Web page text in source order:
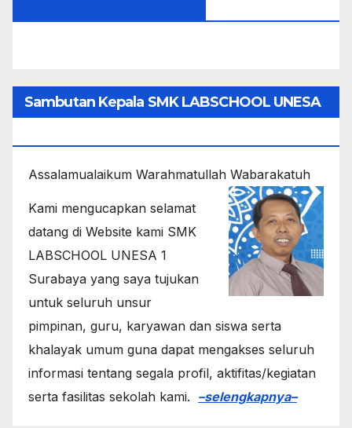
Sambutan Kepala SMK LABSCHOOL UNESA
Assalamualaikum Warahmatullah Wabarakatuh
Kami mengucapkan selamat
datang di Website kami SMK
LABSCHOOL UNESA 1
Surabaya yang saya tujukan
untuk seluruh unsur
pimpinan, guru, karyawan dan siswa serta
khalayak umum guna dapat mengakses seluruh
informasi tentang segala profil, aktifitas/kegiatan
serta fasilitas sekolah kami. –selengkapnya–